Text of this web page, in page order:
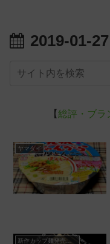
2019-01-27
【総評・ブラ
ヤマダイ